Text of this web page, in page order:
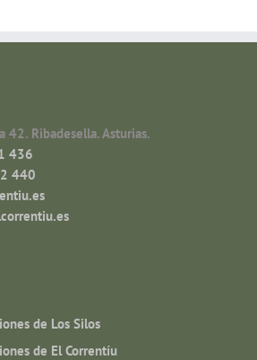
42. Ribadesella. Asturias.
436
440
de Los Silos
de El Correntíu